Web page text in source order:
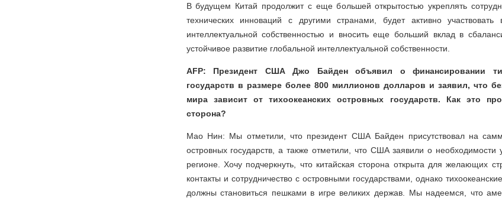
В будущем Китай продолжит с еще большей открытостью укреплять
технических инноваций с другими странами, будет активно
интеллектуальной собственностью и вносить еще больший вклад в
устойчивое развитие глобальной интеллектуальной собственности.
AFP: Президент США Джо Байден объявил о финансировании
государств в размере более 800 миллионов долларов и заявил, что
мира зависит от тихоокеанских островных государств. Как это
сторона?
Мао Нин: Мы отметили, что президент США Байден присутствовал на
островных государств, а также отметили, что США заявили о необходимости
регионе. Хочу подчеркнуть, что китайская сторона открыта для желающих
контакты и сотрудничество с островными государствами, однако
должны становиться пешками в игре великих держав. Мы надеемся, что